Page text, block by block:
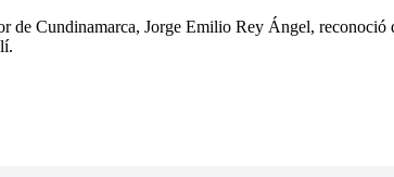
de Cundinamarca, Jorge Emilio Rey Ángel,